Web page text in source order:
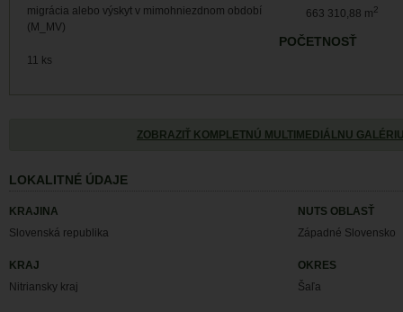
migrácia alebo výskyt v mimohniezdnom období
(M_MV)
663 310,88 m2
POČETNOSŤ
11 ks
ZOBRAZIŤ KOMPLETNÚ MULTIMEDIÁLNU
LOKALITNÉ ÚDAJE
KRAJINA
Slovenská republika
NUTS OBLASŤ
Západné Slovensko
KRAJ
Nitriansky kraj
OKRES
Šaľa